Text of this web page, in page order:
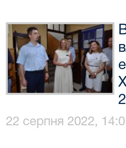
22 серпня 2022,